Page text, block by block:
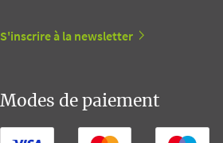
S'inscrire à la newsletter
Modes de paiement